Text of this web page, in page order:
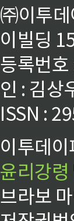
㈜이투
이빌딩
등록번
인 : 김상
ISSN :
이투데
윤리강령
브라보